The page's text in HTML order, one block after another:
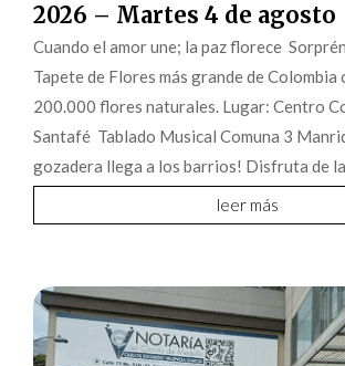
2026 – Martes 4 de agosto
Cuando el amor une; la paz florece
Tapete de Flores más grande de Colombia
200.000 flores naturales. Lugar: Centro
Santafé Tablado Musical Comuna 3
gozadera llega a los barrios! Disfruta de
leer más